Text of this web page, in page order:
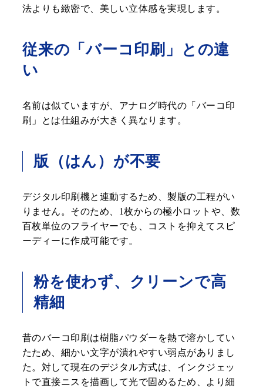
法よりも緻密で、美しい立体感を実現します。
従来の「バーコ印刷」との違
い
名前は似ていますが、アナログ時代の「バーコ印
刷」とは仕組みが大きく異なります。
版（はん）が不要
デジタル印刷機と連動するため、製版の工程がい
りません。そのため、1枚からの極小ロットや、数
百枚単位のフライヤーでも、コストを抑えてスピ
ーディーに作成可能です。
粉を使わず、クリーンで高
精細
昔のバーコ印刷は樹脂パウダーを熱で溶かしてい
たため、細かい文字が潰れやすい弱点がありまし
た。対して現在のデジタル方式は、インクジェッ
トで直接ニスを描画して光で固めるため、より細